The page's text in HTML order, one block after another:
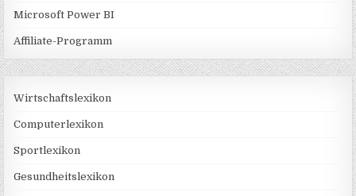
Microsoft Power BI
Affiliate-Programm
Wirtschaftslexikon
Computerlexikon
Sportlexikon
Gesundheitslexikon